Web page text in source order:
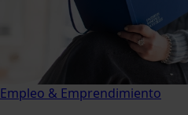
Empleo & Emprendimiento